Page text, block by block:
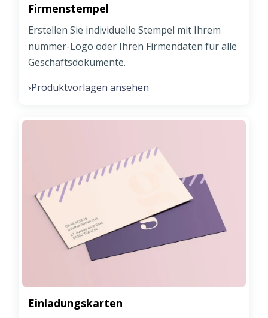
Firmenstempel
Erstellen Sie individuelle Stempel mit Ihrem
nummer-Logo oder Ihren Firmendaten für alle
Geschäftsdokumente.
›Produktvorlagen ansehen
Einladungskarten